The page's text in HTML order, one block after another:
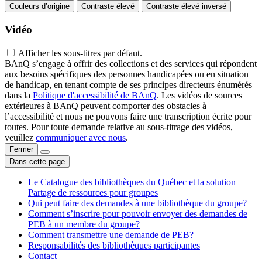
Couleurs d’origine Contraste élevé Contraste élevé inversé
Vidéo
Afficher les sous-titres par défaut.
BAnQ s’engage à offrir des collections et des services qui répondent
aux besoins spécifiques des personnes handicapées ou en situation
de handicap, en tenant compte de ses principes directeurs énumérés
dans la Politique d'accessibilité de BAnQ. Les vidéos de sources
extérieures à BAnQ peuvent comporter des obstacles à
l’accessibilité et nous ne pouvons faire une transcription écrite pour
toutes. Pour toute demande relative au sous-titrage des vidéos,
veuillez communiquer avec nous.
Fermer
Dans cette page
Le Catalogue des bibliothèques du Québec et la solution
Partage de ressources pour groupes
Qui peut faire des demandes à une bibliothèque du groupe?
Comment s’inscrire pour pouvoir envoyer des demandes de
PEB à un membre du groupe?
Comment transmettre une demande de PEB?
Responsabilités des bibliothèques participantes
Contact